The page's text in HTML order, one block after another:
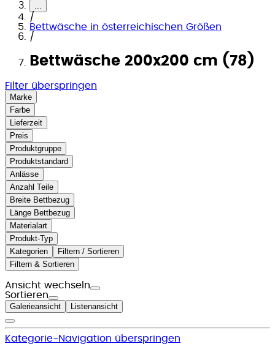
...
/
Bettwäsche in österreichischen Größen
/
Bettwäsche 200x200 cm (78)
Filter überspringen
Marke
Farbe
Lieferzeit
Preis
Produktgruppe
Produktstandard
Anlässe
Anzahl Teile
Breite Bettbezug
Länge Bettbezug
Materialart
Produkt-Typ
Kategorien
Filtern / Sortieren
Filtern & Sortieren
Ansicht wechseln
Sortieren
Galerieansicht Listenansicht
Kategorie-Navigation überspringen